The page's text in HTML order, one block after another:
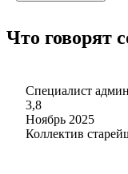
Что говорят
Специалист
3,8
Ноябрь 2025
Коллектив